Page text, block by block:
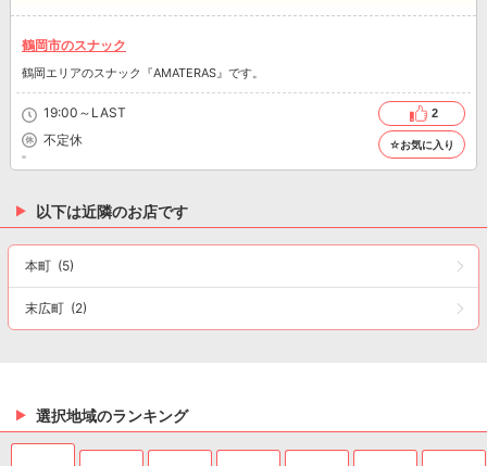
鶴岡市のスナック
鶴岡エリアのスナック『AMATERAS』です。
19:00～LAST
不定休
2
☆お気に入り
以下は近隣のお店です
本町 (5)
末広町 (2)
選択地域のランキング